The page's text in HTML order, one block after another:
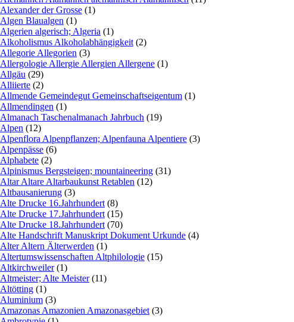
Alexander der Grosse (1)
Algen Blaualgen (1)
Algerien algerisch; Algeria (1)
Alkoholismus Alkoholabhängigkeit (2)
Allegorie Allegorien (3)
Allergologie Allergie Allergien Allergene (1)
Allgäu (29)
Alliierte (2)
Allmende Gemeindegut Gemeinschaftseigentum (1)
Allmendingen (1)
Almanach Taschenalmanach Jahrbuch (19)
Alpen (12)
Alpenflora Alpenpflanzen; Alpenfauna Alpentiere (3)
Alpenpässe (6)
Alphabete (2)
Alpinismus Bergsteigen; mountaineering (31)
Altar Altare Altarbaukunst Retablen (12)
Altbausanierung (3)
Alte Drucke 16.Jahrhundert (8)
Alte Drucke 17.Jahrhundert (15)
Alte Drucke 18.Jahrhundert (70)
Alte Handschrift Manuskript Dokument Urkunde (4)
Alter Altern Älterwerden (1)
Altertumswissenschaften Altphilologie (15)
Altkirchweiler (1)
Altmeister; Alte Meister (11)
Altötting (1)
Aluminium (3)
Amazonas Amazonien Amazonasgebiet (3)